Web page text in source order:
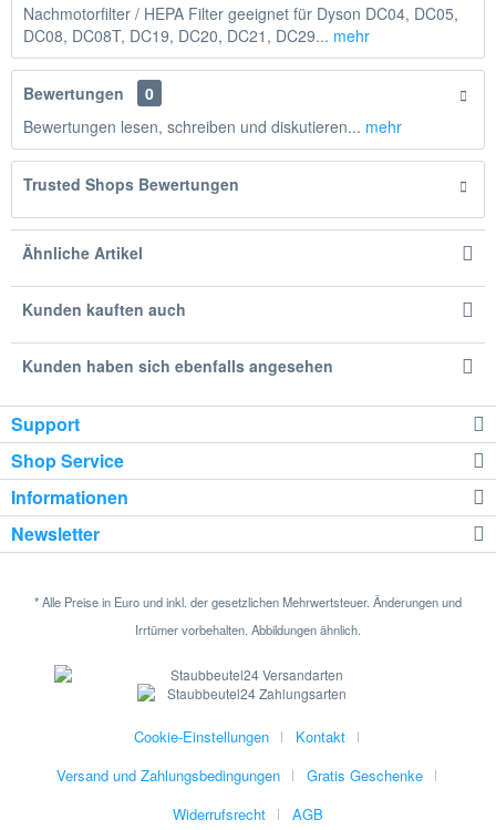
Nachmotorfilter / HEPA Filter geeignet für Dyson DC04, DC05,
DC08, DC08T, DC19, DC20, DC21, DC29... mehr
Bewertungen
0
Bewertungen lesen, schreiben und diskutieren... mehr
Trusted Shops Bewertungen
Ähnliche Artikel
Kunden kauften auch
Kunden haben sich ebenfalls angesehen
Support
Shop Service
Informationen
Newsletter
* Alle Preise in Euro und inkl. der gesetzlichen Mehrwertsteuer. Änderungen und
Irrtümer vorbehalten. Abbildungen ähnlich.
Cookie-Einstellungen
Kontakt
Versand und Zahlungsbedingungen
Gratis Geschenke
Widerrufsrecht
AGB